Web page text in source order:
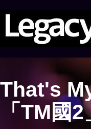
That's
「TM國2